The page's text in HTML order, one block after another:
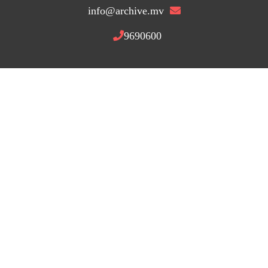
info@archive.mv
9690600